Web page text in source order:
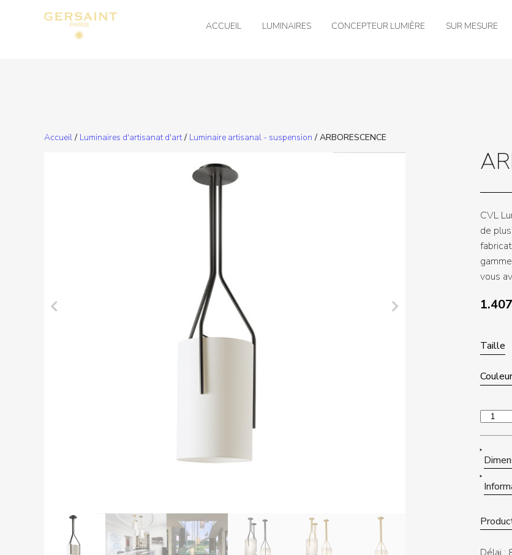
ACCUEIL LUMINAIRES CONCEPTEUR LUMIÈRE SUR MESURE
Accueil/ Luminaires d'artisanat d'art/ Luminaire artisanal - suspension / ARBORESCENCE
CVL
de
vous
Taille
quantité
ARBORESCENCE